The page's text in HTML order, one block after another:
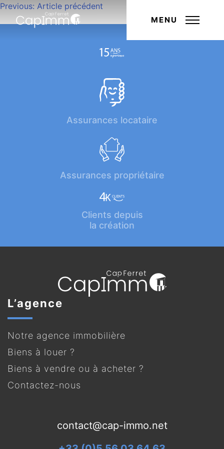
MENU
Navigation
de
Previous: Article précédent
Assurances locataire
Assurances propriétaire
Clients depuis
la création
L’agence
Notre agence immobilière
Biens à louer ?
Biens à vendre ou à acheter ?
Contactez-nous
contact@cap-immo.net